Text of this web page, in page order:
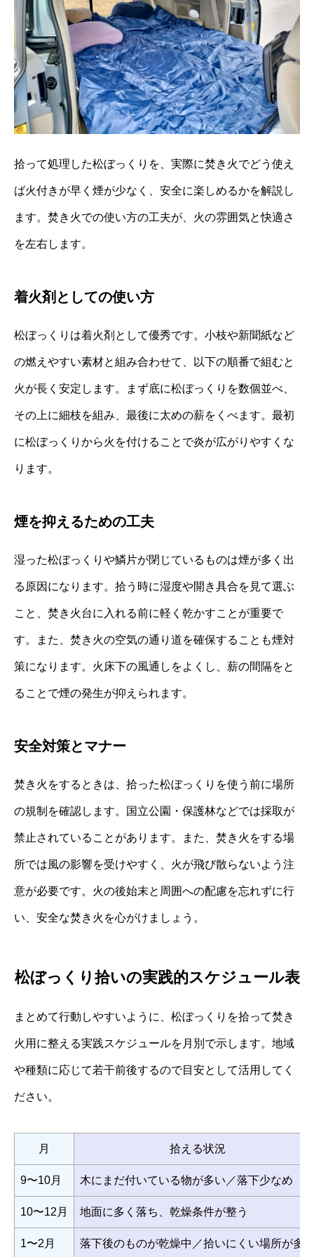
拾って処理した松ぼっくりを、実際に焚き火でどう使え
ば火付きが早く煙が少なく、安全に楽しめるかを解説し
ます。焚き火での使い方の工夫が、火の雰囲気と快適さ
を左右します。
着火剤としての使い方
松ぼっくりは着火剤として優秀です。小枝や新聞紙など
の燃えやすい素材と組み合わせて、以下の順番で組むと
火が長く安定します。まず底に松ぼっくりを数個並べ、
その上に細枝を組み、最後に太めの薪をくべます。最初
に松ぼっくりから火を付けることで炎が広がりやすくな
ります。
煙を抑えるための工夫
湿った松ぼっくりや鱗片が閉じているものは煙が多く出
る原因になります。拾う時に湿度や開き具合を見て選ぶ
こと、焚き火台に入れる前に軽く乾かすことが重要で
す。また、焚き火の空気の通り道を確保することも煙対
策になります。火床下の風通しをよくし、薪の間隔をと
ることで煙の発生が抑えられます。
安全対策とマナー
焚き火をするときは、拾った松ぼっくりを使う前に場所
の規制を確認します。国立公園・保護林などでは採取が
禁止されていることがあります。また、焚き火をする場
所では風の影響を受けやすく、火が飛び散らないよう注
意が必要です。火の後始末と周囲への配慮を忘れずに行
い、安全な焚き火を心がけましょう。
松ぼっくり拾いの実践的スケジュール表
まとめて行動しやすいように、松ぼっくりを拾って焚き
火用に整える実践スケジュールを月別で示します。地域
や種類に応じて若干前後するので目安として活用してく
ださい。
月 拾える状況
9〜10月 木にまだ付いている物が多い／落下少なめ
10〜12月 地面に多く落ち、乾燥条件が整う
1〜2月 落下後のものが乾燥中／拾いにくい場所が多